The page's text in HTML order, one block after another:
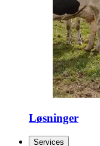
Løsninger
Services